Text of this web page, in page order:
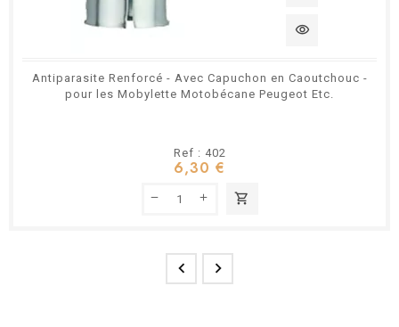
visibility
Antiparasite Renforcé - Avec Capuchon en Caoutchouc -
pour les Mobylette Motobécane Peugeot Etc.
Ref : 402
6,30 €
shopping_cart
 